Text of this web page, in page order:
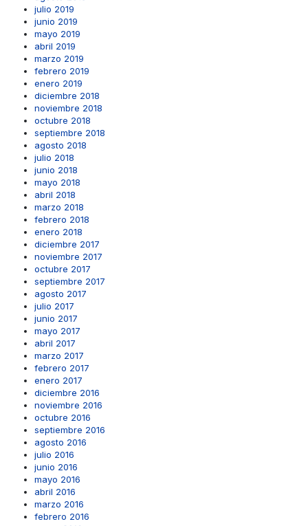
julio 2019
junio 2019
mayo 2019
abril 2019
marzo 2019
febrero 2019
enero 2019
diciembre 2018
noviembre 2018
octubre 2018
septiembre 2018
agosto 2018
julio 2018
junio 2018
mayo 2018
abril 2018
marzo 2018
febrero 2018
enero 2018
diciembre 2017
noviembre 2017
octubre 2017
septiembre 2017
agosto 2017
julio 2017
junio 2017
mayo 2017
abril 2017
marzo 2017
febrero 2017
enero 2017
diciembre 2016
noviembre 2016
octubre 2016
septiembre 2016
agosto 2016
julio 2016
junio 2016
mayo 2016
abril 2016
marzo 2016
febrero 2016